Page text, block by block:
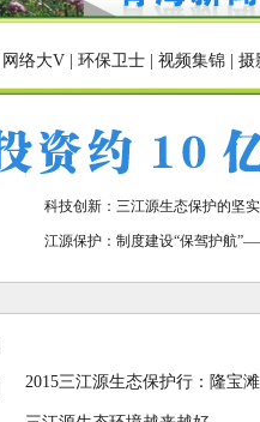
网络大V| 环保卫士| 视频集锦| 摄
科技创新：三江源生态保护的坚
江源保护：制度建设“保驾护航